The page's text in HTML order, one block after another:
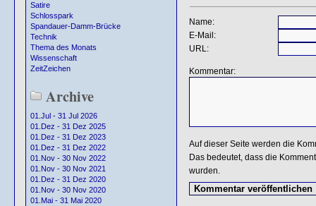
Satire
Schlosspark
Spandauer-Damm-Brücke
Technik
Thema des Monats
Wissenschaft
ZeitZeichen
Archive
01.Jul - 31 Jul 2026
01.Dez - 31 Dez 2025
01.Dez - 31 Dez 2023
01.Dez - 31 Dez 2022
01.Nov - 30 Nov 2022
01.Nov - 30 Nov 2021
01.Dez - 31 Dez 2020
01.Nov - 30 Nov 2020
01.Mai - 31 Mai 2020
Name:
E-Mail:
URL:
Kommentar:
Auf dieser Seite werden die
Das bedeutet, dass die
wurden.